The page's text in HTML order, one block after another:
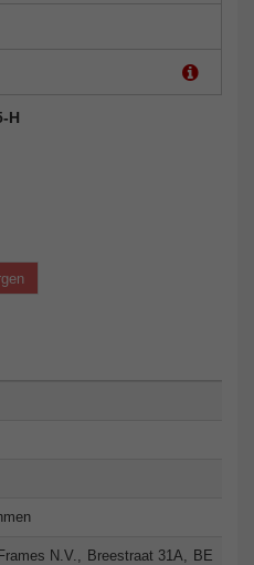
H
N.V., Breestraat 31A, BE